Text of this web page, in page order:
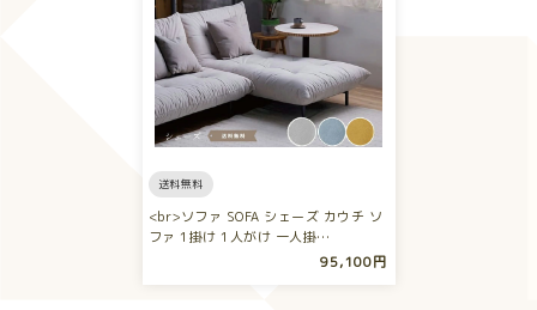
送料無料
<br>ソファ SOFA シェーズ カウチ ソ
ファ 1掛け 1人がけ 一人掛…
95,100円